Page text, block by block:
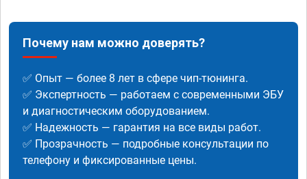
Почему нам можно доверять?
✅ Опыт — более 8 лет в сфере чип-тюнинга.
✅ Экспертность — работаем с современными ЭБУ
и диагностическим оборудованием.
✅ Надежность — гарантия на все виды работ.
✅ Прозрачность — подробные консультации по
телефону и фиксированные цены.